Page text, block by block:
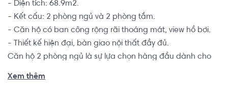
- Diện tích: 68.9m2.
- Kết cấu: 2 phòng ngủ và 2 phòng tắm.
- Căn hộ có ban công rộng rãi thoáng mát, view hồ bơi.
- Thiết kế hiện đại, bàn giao nội thất đầy đủ.
Căn hộ 2 phòng ngủ là sự lựa chọn hàng đầu dành cho
Xem thêm